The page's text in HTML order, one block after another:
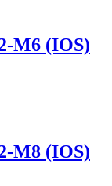
M6 (IOS)
M8 (IOS)